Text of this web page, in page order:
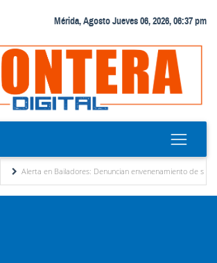
Mérida, Agosto Jueves 06, 2026, 06:37 pm
Alerta en Bailadores: Denuncian envenenamiento de siete